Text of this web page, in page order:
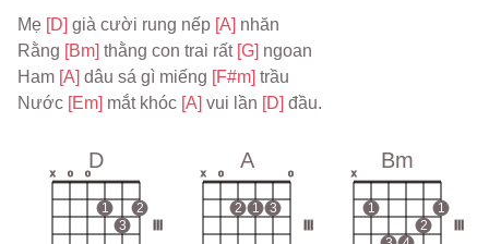
Mẹ [D] già cười rung nếp [A] nhăn
Rằng [Bm] thằng con trai rất [G] ngoan
Ham [A] dâu sá gì miếng [F#m] trầu
Nước [Em] mắt khóc [A] vui lần [D] đầu.
D
x o o
1
3
2
A
x o
2 1 3
o
Bm
x
1
2
1